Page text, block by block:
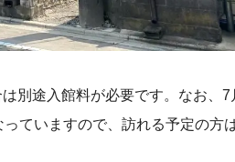
別途入館料が必要です。なお、7
ていますので、訪れる予定の方